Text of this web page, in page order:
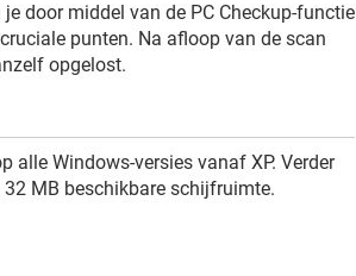
door middel van de PC Checkup-functie
punten. Na afloop van de scan
opgelost.
alle Windows-versies vanaf XP. Verder
MB beschikbare schijfruimte.